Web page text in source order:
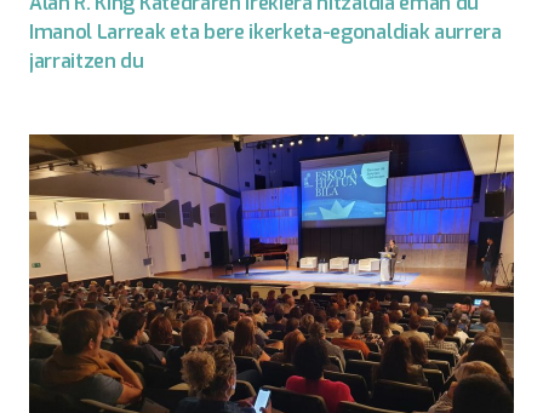
Imanol Larreak eta bere ikerketa-egonaldiak aurrera
jarraitzen du